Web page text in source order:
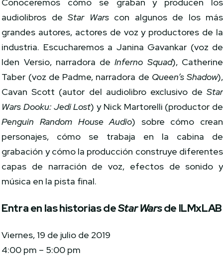
audiolibros deStar Warscon algunos de los más
grandes autores, actores de voz y productores de la
industria. Escucharemos a Janina Gavankar (voz de
Iden Versio, narradora deInferno Squad), Catherine
Taber (voz de Padme, narradora de Queen’s Shadow),
Cavan Scott (autor del audiolibro exclusivo deStar
Wars Dooku: Jedi Lost) y Nick Martorelli (productor de
Penguin Random House Audio) sobre cómo crean
personajes, cómo se trabaja en la cabina de
grabación y cómo la producción construye diferentes
capas de narración de voz, efectos de sonido y
música en la pista final.
Entra en las historias deStar Warsde ILMxLAB
Viernes, 19 de julio de 2019
4:00 pm – 5:00 pm